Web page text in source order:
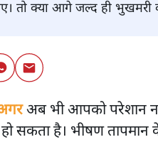
तो क्या आगे जल्द ही
अब भी आपको परेशान
सकता है। भीषण